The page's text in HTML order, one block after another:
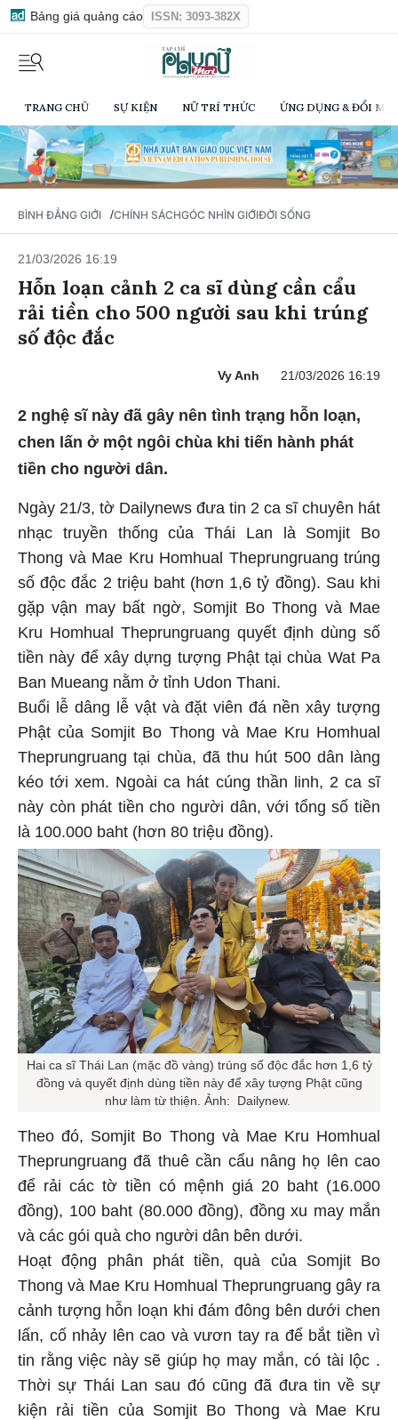
Bảng giá quảng cáo ISSN: 3093-382X
TRANG CHỦ SỰ KIỆN NỮ TRÍ THỨC ỨNG DỤNG & ĐỔI
BÌNH ĐẲNG GIỚI /CHÍNH SÁCHGÓC NHÌN GIỚIĐỜI SỐNG
21/03/2026 16:19
Hỗn loạn cảnh 2 ca sĩ dùng cần cẩu
rải tiền cho 500 người sau khi trúng
số độc đắc
Vy Anh 21/03/2026 16:19
2 nghệ sĩ này đã gây nên tình trạng hỗn loạn,
chen lấn ở một ngôi chùa khi tiến hành phát
tiền cho người dân.
Ngày 21/3, tờ Dailynews đưa tin 2 ca sĩ chuyên hát
nhạc truyền thống của Thái Lan là Somjit Bo
Thong và Mae Kru Homhual Theprungruang trúng
số độc đắc 2 triệu baht (hơn 1,6 tỷ đồng). Sau khi
gặp vận may bất ngờ, Somjit Bo Thong và Mae
Kru Homhual Theprungruang quyết định dùng số
tiền này để xây dựng tượng Phật tại chùa Wat Pa
Ban Mueang nằm ở tỉnh Udon Thani.
Buổi lễ dâng lễ vật và đặt viên đá nền xây tượng
Phật của Somjit Bo Thong và Mae Kru Homhual
Theprungruang tại chùa, đã thu hút 500 dân làng
kéo tới xem. Ngoài ca hát cúng thần linh, 2 ca sĩ
này còn phát tiền cho người dân, với tổng số tiền
là 100.000 baht (hơn 80 triệu đồng).
Hai ca sĩ Thái Lan (mặc đồ vàng) trúng số độc đắc hơn 1,6 tỷ
đồng và quyết định dùng tiền này để xây tượng Phật cũng
như làm từ thiện. Ảnh: Dailynew.
Theo đó, Somjit Bo Thong và Mae Kru Homhual
Theprungruang đã thuê cần cẩu nâng họ lên cao
để rải các tờ tiền có mệnh giá 20 baht (16.000
đồng), 100 baht (80.000 đồng), đồng xu may mắn
và các gói quà cho người dân bên dưới.
Hoạt động phân phát tiền, quà của Somjit Bo
Thong và Mae Kru Homhual Theprungruang gây ra
cảnh tượng hỗn loạn khi đám đông bên dưới chen
lấn, cố nhảy lên cao và vươn tay ra để bắt tiền vì
tin rằng việc này sẽ giúp họ may mắn, có tài lộc .
Thời sự Thái Lan sau đó cũng đã đưa tin về sự
kiện rải tiền của Somjit Bo Thong và Mae Kru